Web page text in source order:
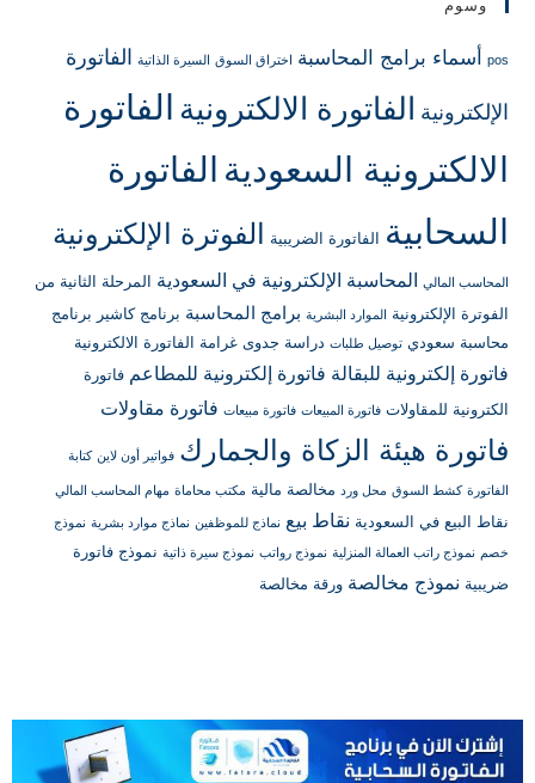
وسوم
pos أسماء برامج المحاسبة اختراق السوق السيرة الذاتية الفاتورة
الإلكترونية الفاتورة الالكترونية الفاتورة
الالكترونية السعودية الفاتورة
السحابية الفاتورة الضريبية الفوترة الإلكترونية
المحاسب المالي المحاسبة الإلكترونية في السعودية المرحلة الثانية من
الفوترة الإلكترونية الموارد البشرية برامج المحاسبة برنامج كاشير برنامج
محاسبة سعودي توصيل طلبات دراسة جدوى غرامة الفاتورة الالكترونية
فاتورة إلكترونية للبقالة فاتورة إلكترونية للمطاعم فاتورة
الكترونية للمقاولات فاتورة المبيعات فاتورة مبيعات فاتورة مقاولات
فاتورة هيئة الزكاة والجمارك فواتير أون لاين كتابة
الفاتورة كشط السوق محل ورد مخالصة مالية مكتب محاماة مهام المحاسب المالي
نقاط البيع في السعودية نقاط بيع نماذج للموظفين نماذج موارد بشرية نموذج
خصم نموذج راتب العمالة المنزلية نموذج رواتب نموذج سيرة ذاتية نموذج فاتورة
ضريبية نموذج مخالصة ورقة مخالصة